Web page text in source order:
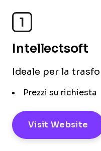
1
Intellectsoft
Ideale per la
Prezzi su richiesta
Visit Website